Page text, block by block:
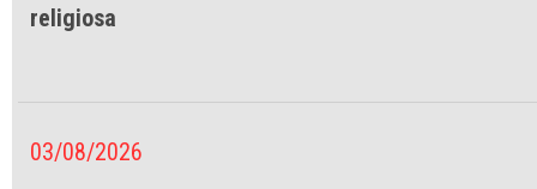
religiosa
03/08/2026